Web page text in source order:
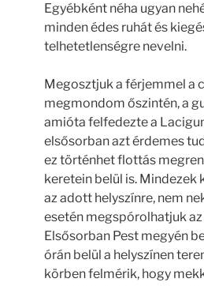
Egyébként néha ugyan
minden édes ruhát és
telhetetlenségre nevelni.
Megosztjuk a férjemmel a
megmondom őszintén, a
amióta felfedezte a
elsősorban azt érdemes
ez történhet flottás
keretein belül is. Mindezek
az adott helyszínre, nem
esetén megspórolhatjuk
Elsősorban Pest megyén
órán belül a helyszínen
körben felmérik, hogy